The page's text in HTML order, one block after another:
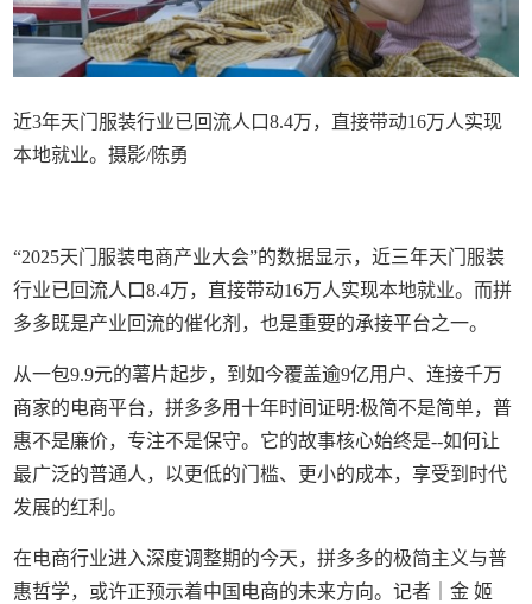
近3年天门服装行业已回流人口8.4万，直接带动16万人实现
本地就业。摄影/陈勇
“2025天门服装电商产业大会”的数据显示，近三年天门服装
行业已回流人口8.4万，直接带动16万人实现本地就业。而拼
多多既是产业回流的催化剂，也是重要的承接平台之一。
从一包9.9元的薯片起步，到如今覆盖逾9亿用户、连接千万
商家的电商平台，拼多多用十年时间证明:极简不是简单，普
惠不是廉价，专注不是保守。它的故事核心始终是--如何让
最广泛的普通人，以更低的门槛、更小的成本，享受到时代
发展的红利。
在电商行业进入深度调整期的今天，拼多多的极简主义与普
惠哲学，或许正预示着中国电商的未来方向。记者｜金 姬